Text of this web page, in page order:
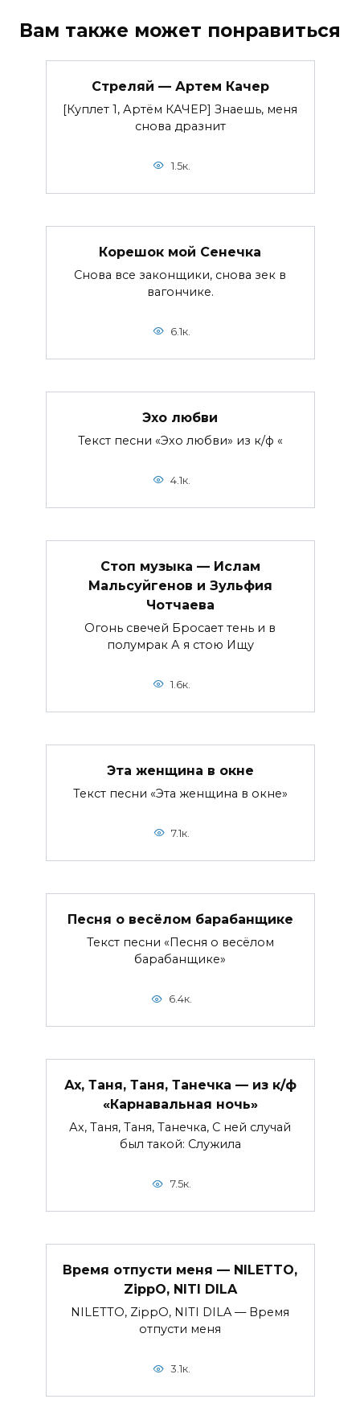
Вам также может понравиться
Стреляй — Артем Качер
[Куплет 1, Артём КАЧЕР] Знаешь, меня
снова дразнит
1.5к.
Корешок мой Сенечка
Снова все законщики, снова зек в
вагончике.
6.1к.
Эхо любви
Текст песни «Эхо любви» из к/ф «
4.1к.
Стоп музыка — Ислам
Мальсуйгенов и Зульфия
Чотчаева
Огонь свечей Бросает тень и в
полумрак А я стою Ищу
1.6к.
Эта женщина в окне
Текст песни «Эта женщина в окне»
7.1к.
Песня о весёлом барабанщике
Текст песни «Песня о весёлом
барабанщике»
6.4к.
Ах, Таня, Таня, Танечка — из к/ф
«Карнавальная ночь»
Ах, Таня, Таня, Танечка, С ней случай
был такой: Служила
7.5к.
Время отпусти меня — NILETTO,
ZippO, NITI DILA
NILETTO, ZippO, NITI DILA — Время
отпусти меня
3.1к.